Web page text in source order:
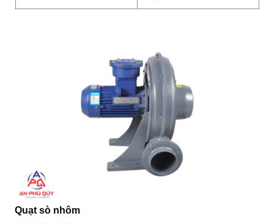
Quạt sò nhôm